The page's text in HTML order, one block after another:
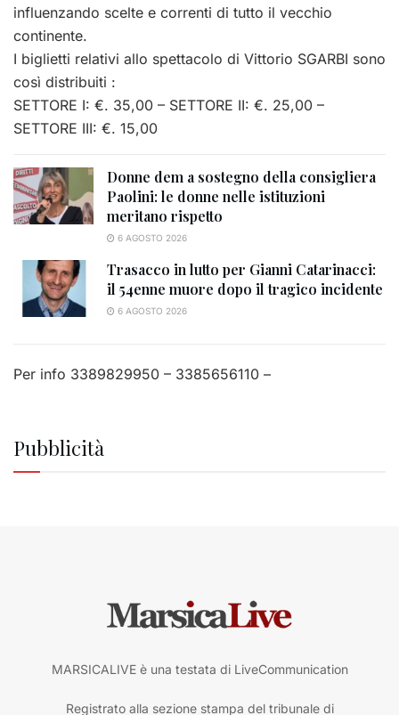
influenzando scelte e correnti di tutto il vecchio
continente.
I biglietti relativi allo spettacolo di Vittorio SGARBI sono
così distribuiti :
SETTORE I: €. 35,00 – SETTORE II: €. 25,00 –
SETTORE III: €. 15,00
Donne dem a sostegno della consigliera
Paolini: le donne nelle istituzioni
meritano rispetto
6 AGOSTO 2026
Trasacco in lutto per Gianni Catarinacci:
il 54enne muore dopo il tragico incidente
6 AGOSTO 2026
Per info 3389829950 – 3385656110 –
Pubblicità
MARSICALIVE è una testata di LiveCommunication
Registrato alla sezione stampa del tribunale di